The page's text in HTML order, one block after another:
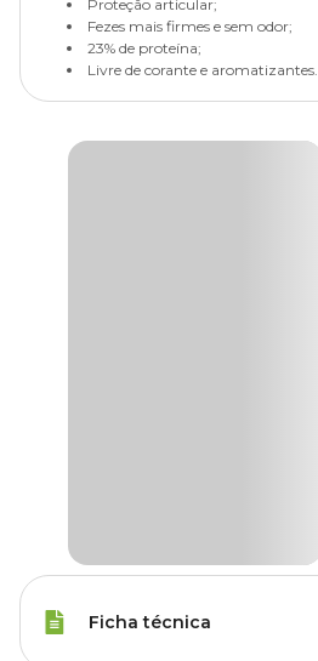
Proteção articular;
Fezes mais firmes e sem odor;
23% de proteína;
Livre de corante e aromatizantes.
Ficha técnica